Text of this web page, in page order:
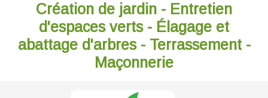
Création de jardin - Entretien
d'espaces verts - Élagage et
abattage d'arbres - Terrassement -
Maçonnerie